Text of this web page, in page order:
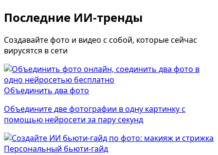
Последние ИИ-тренды
Создавайте фото и видео с собой, которые сейчас
вирусятся в сети
Объединить два фото
Объедините две фотографии в одну картинку с
помощью нейросети за пару секунд
Персональный бьюти-гайд